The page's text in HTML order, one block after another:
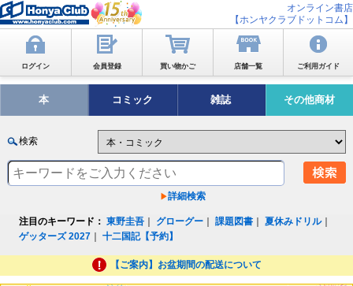
オンライン書店
【ホンヤクラブドットコム】
ログイン 会員登録 買い物かご 店舗一覧 ご利用ガイド
本 コミック 雑誌 その他商材
検索
詳細検索
注目のキーワード： 東野圭吾 グローグー ｜課題図書 ｜夏休みドリル｜
ゲッターズ 2027 ｜十二国記【予約】
【ご案内】お盆期間の配送について